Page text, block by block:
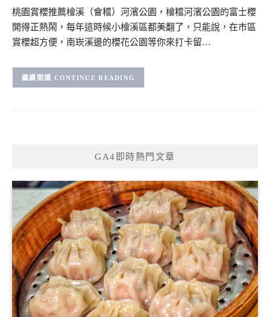
桃園賞櫻推薦檜溪（會稽）河濱公園，檜稽河濱公園的富士櫻
開得正熱鬧，每年這時候小檜溪區都美翻了，只能說，在市區
賞櫻超方便，南崁溪邊的櫻花公園等你來打卡留…
CONTINUE READING
GA4即時熱門文章